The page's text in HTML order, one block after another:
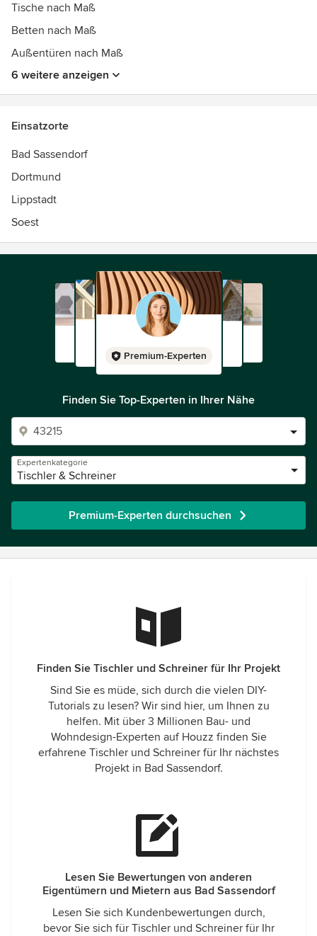
Tische nach Maß
Betten nach Maß
Außentüren nach Maß
6 weitere anzeigen
Einsatzorte
Bad Sassendorf
Dortmund
Lippstadt
Soest
Premium-Experten
Finden Sie Top-Experten in Ihrer Nähe
Expertenkategorie
Tischler & Schreiner
Premium-Experten durchsuchen
Finden Sie Tischler und Schreiner für Ihr Projekt
Sind Sie es müde, sich durch die vielen DIY-
Tutorials zu lesen? Wir sind hier, um Ihnen zu
helfen. Mit über 3 Millionen Bau- und
Wohndesign-Experten auf Houzz finden Sie
erfahrene Tischler und Schreiner für Ihr nächstes
Projekt in Bad Sassendorf.
Lesen Sie Bewertungen von anderen
Eigentümern und Mietern aus Bad Sassendorf
Lesen Sie sich Kundenbewertungen durch,
bevor Sie sich für Tischler und Schreiner für Ihr